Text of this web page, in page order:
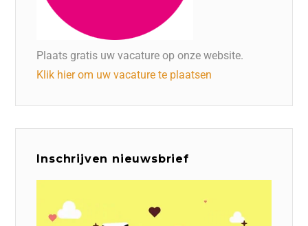
Plaats gratis uw vacature op onze website.
Klik hier om uw vacature te plaatsen
Inschrijven nieuwsbrief